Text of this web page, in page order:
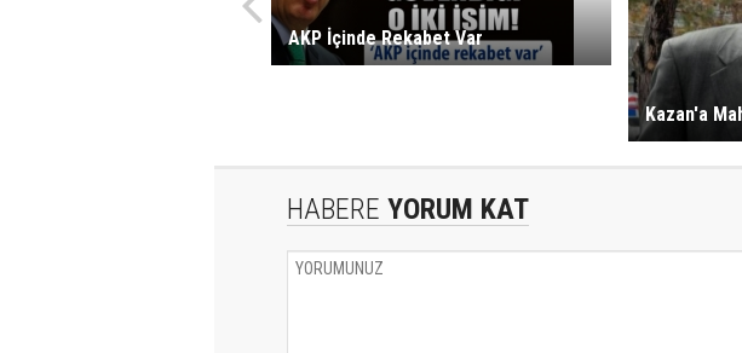
AKP İçinde Rekabet Var
Kazan'a
HABERE YORUM KAT